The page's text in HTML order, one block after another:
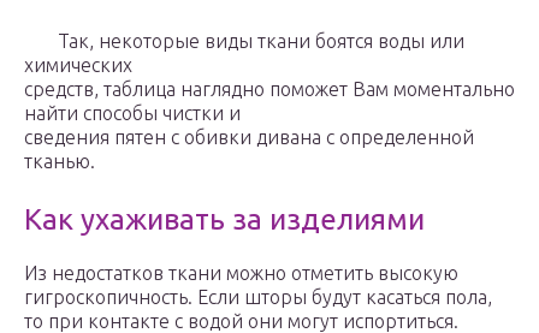
Так, некоторые виды ткани боятся воды или
химических
средств, таблица наглядно поможет Вам моментально
найти способы чистки и
сведения пятен с обивки дивана с определенной
тканью.
Как ухаживать за изделиями
Из недостатков ткани можно отметить высокую
гигроскопичность. Если шторы будут касаться пола,
то при контакте с водой они могут испортиться.